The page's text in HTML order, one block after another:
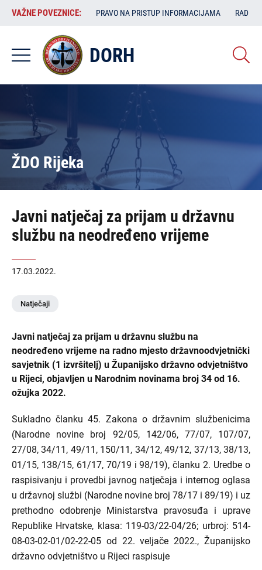
Skoči
sadržaj
VAŽNE
POVEZNICE:
VAŽNE POVEZNICE: PRAVO NA PRISTUP INFORMACIJAMA RAD
DORH
ŽDO Rijeka
Javni natječaj za prijam u državnu
službu na neodređeno vrijeme
17.03.2022.
Natječaji
Javni natječaj za prijam u državnu službu na
neodređeno vrijeme na radno mjesto državnoodvjetnički
savjetnik (1 izvršitelj) u Županijsko državno odvjetništvo
u Rijeci, objavljen u Narodnim novinama broj 34 od 16.
ožujka 2022.
Sukladno članku 45. Zakona o državnim službenicima
(Narodne novine broj 92/05, 142/06, 77/07, 107/07,
27/08, 34/11, 49/11, 150/11, 34/12, 49/12, 37/13, 38/13,
01/15, 138/15, 61/17, 70/19 i 98/19), članku 2. Uredbe o
raspisivanju i provedbi javnog natječaja i internog oglasa
u državnoj službi (Narodne novine broj 78/17 i 89/19) i uz
prethodno odobrenje Ministarstva pravosuđa i uprave
Republike Hrvatske, klasa: 119-03/22-04/26; urbroj: 514-
08-03-02-01/02-22-05 od 22. veljače 2022., Županijsko
državno odvjetništvo u Rijeci raspisuje